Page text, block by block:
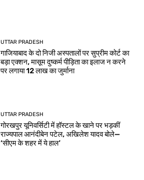
UTTAR PRADESH
गाजियाबाद के दो निजी अस्पतालों पर सुप्रीम कोर्ट का
बड़ा एक्शन, मासूम दुष्कर्म पीड़िता का इलाज न करने
पर लगाया 12 लाख का जुर्माना
UTTAR PRADESH
गोरखपुर यूनिवर्सिटी में हॉस्टल के खाने पर भड़कीं
राज्यपाल आनंदीबेन पटेल, अखिलेश यादव बोले—
‘सीएम के शहर में ये हाल’